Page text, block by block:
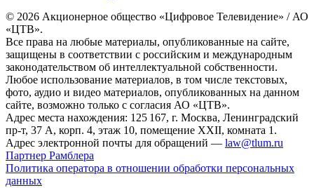
© 2026 Акционерное общество «Цифровое Телевидение» / АО
«ЦТВ».
Все права на любые материалы, опубликованные на сайте,
защищены в соответствии с российским и международным
законодательством об интеллектуальной собственности.
Любое использование материалов, в том числе текстовых,
фото, аудио и видео материалов, опубликованных на данном
сайте, возможно только с согласия АО «ЦТВ».
Адрес места нахождения: 125 167, г. Москва, Ленинградский
пр-т, 37 А, корп. 4, этаж 10, помещение XXII, комната 1.
Адрес электронной почты для обращений — law@tlum.ru
Партнер Рамблера
Политика оператора в отношении обработки персональных
данных